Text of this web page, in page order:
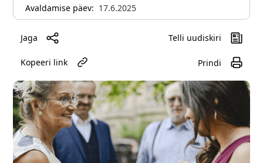
Avaldamise päev: 17.6.2025
Jaga Telli uudiskiri
Prindi
Kopeeri link